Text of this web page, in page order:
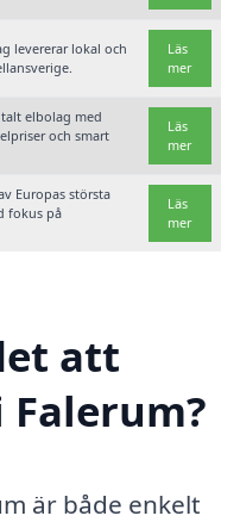
levererar lokal och
Läs
mer
elbolag med
och smart
Läs
mer
Europas största
fokus på
Läs
mer
att
är både enkelt